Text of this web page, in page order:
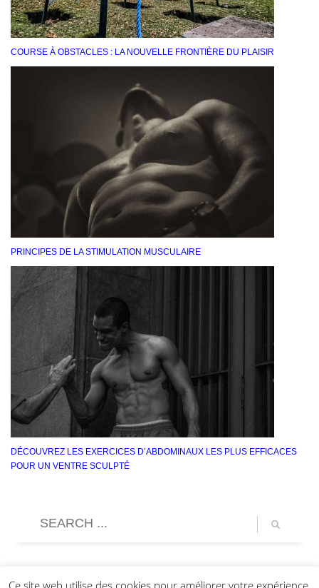
COURSE À OBSTACLES : LA NOUVELLE FRONTIÈRE DU PLAISIR
PRINCIPES DE LA STIMULATION MUSCULAIRE
DÉCOUVREZ LES EXERCICES D’ABDOMINAUX LES PLUS EFFICACES
POUR UN VENTRE SCULPTÉ
Ce site web utilise des cookies pour améliorer votre expérience.